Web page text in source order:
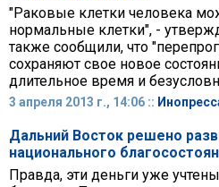
"Раковые клетки человека
нормальные клетки", -
также сообщили, что
сохраняют свое новое
длительное время и
3 апреля 2013 г., 14:06 ::
Дальний Восток решено
национального
Правда, эти деньги уже